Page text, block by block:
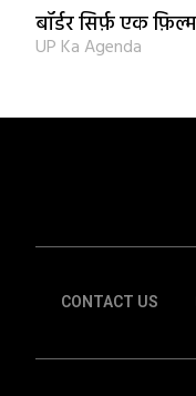
बॉर्डर सिर्फ़ एक
UP Ka Agenda
CONTACT US